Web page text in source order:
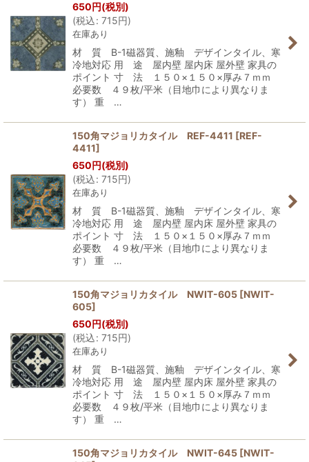
650円(税別)
(税込: 715円)
在庫あり
材 質 B-1磁器質、施釉 デザインタイル、寒
冷地対応 用 途 屋内壁 屋内床 屋外壁 家具の
ポイント 寸 法 １５０×１５０×厚み７ｍｍ
必要数 ４９枚/平米（目地巾により異なりま
す） 重 …
150角マジョリカタイル REF-4411 [REF-
4411]
650円(税別)
(税込: 715円)
在庫あり
材 質 B-1磁器質、施釉 デザインタイル、寒
冷地対応 用 途 屋内壁 屋内床 屋外壁 家具の
ポイント 寸 法 １５０×１５０×厚み７ｍｍ
必要数 ４９枚/平米（目地巾により異なりま
す） 重 …
150角マジョリカタイル NWIT-605 [NWIT-
605]
650円(税別)
(税込: 715円)
在庫あり
材 質 B-1磁器質、施釉 デザインタイル、寒
冷地対応 用 途 屋内壁 屋内床 屋外壁 家具の
ポイント 寸 法 １５０×１５０×厚み７ｍｍ
必要数 ４９枚/平米（目地巾により異なりま
す） 重 …
150角マジョリカタイル NWIT-645 [NWIT-